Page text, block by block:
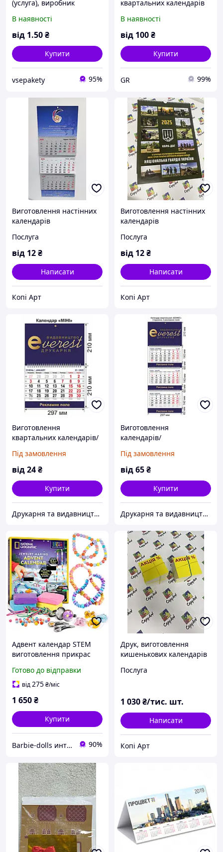
(услуга), виробник
реклама на візитках
В наявності
від 1.50₴
Купити
vsepakety 95%
квартальних календарів
В наявності
від 100₴
Купити
GR 99%
Виготовлення настінних
календарів
Послуга
від 12₴
Написати
Копі Арт
Виготовлення настінних
календарів
Послуга
від 12₴
Написати
Копі Арт
Виготовлення
квартальних календарів/
календарі
Під замовлення
від24₴
Купити
Друкарня та видавництво в Черкасах
Виготовлення
календарів/
квартальний календар/
календарь квартальний 3
пружини
Під замовлення
від65₴
Купити
Друкарня та видавництво в Черкасах
Адвент календар STEM
виготовлення прикрас
Jewelry Making Advent
Calendar
Готово до відправки
від275₴/міс
1 650₴
Купити
Barbie-dolls интернет-магазин 90%
Друк, виготовлення
кишенькових календарів
Послуга
1 030₴/тис. шт.
Написати
Копі Арт